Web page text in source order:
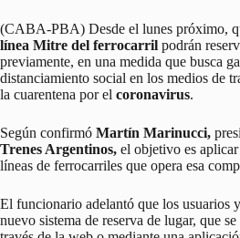
(CABA-PBA) Desde el lunes próximo,
línea Mitre del ferrocarril podrán
previamente, en una medida que busca
distanciamiento social en los medios de
la cuarentena por el coronavirus.
Según confirmó Martín Marinucci,
Trenes Argentinos, el objetivo es
líneas de ferrocarriles que opera esa
El funcionario adelantó que los usuarios
nuevo sistema de reserva de lugar, que